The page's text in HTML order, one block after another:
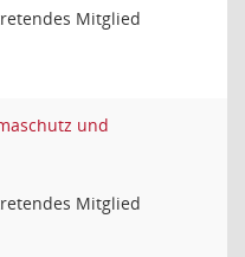
Mitglied
und
Mitglied